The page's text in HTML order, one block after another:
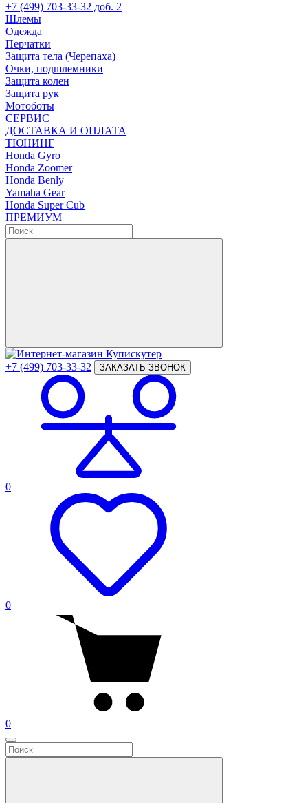
+7 (499) 703-33-32 доб. 2
Шлемы
Одежда
Перчатки
Защита тела (Черепаха)
Очки, подшлемники
Защита колен
Защита рук
Мотоботы
СЕРВИС
ДОСТАВКА И ОПЛАТА
ТЮНИНГ
Honda Gyro
Honda Zoomer
Honda Benly
Yamaha Gear
Honda Super Cub
ПРЕМИУМ
+7 (499) 703-33-32 ЗАКАЗАТЬ ЗВОНОК
0
0
0